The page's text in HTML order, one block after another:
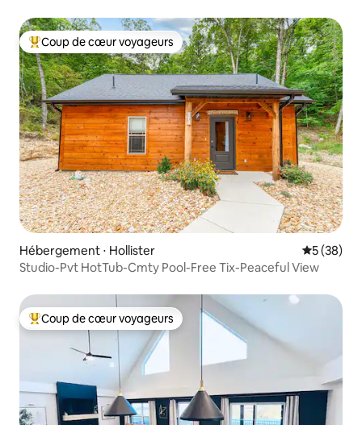
Coups de cœur voyageurs les plus appréciés
Coup de cœur voyageurs
Hébergement ⋅ Hollister
5 (38)
Studio-Pvt HotTub-Cmty Pool-Free Tix-Peaceful View
Coups de cœur voyageurs les plus appréciés
Coup de cœur voyageurs